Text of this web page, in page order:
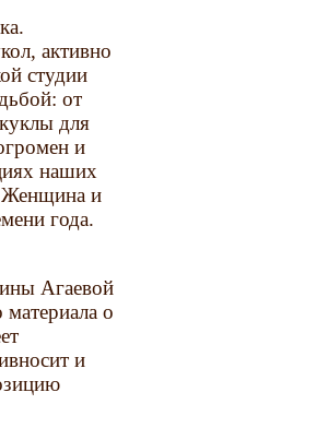
активно
студии
от
для
и
наших
Женщина и
года.
Агаевой
о
и